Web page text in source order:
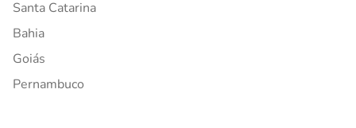
Santa Catarina
Bahia
Goiás
Pernambuco